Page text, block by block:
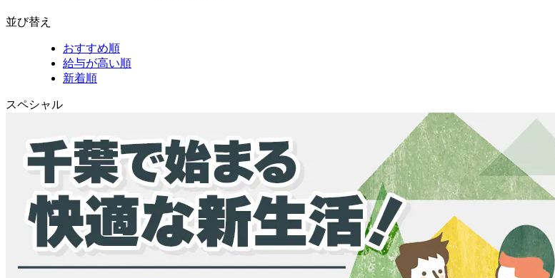
並び替え
おすすめ順
給与が高い順
新着順
スペシャル